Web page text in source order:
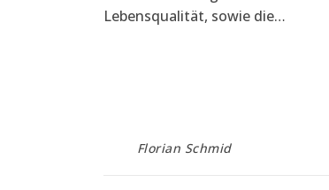
Lebensqualität, sowie die…
Florian Schmid